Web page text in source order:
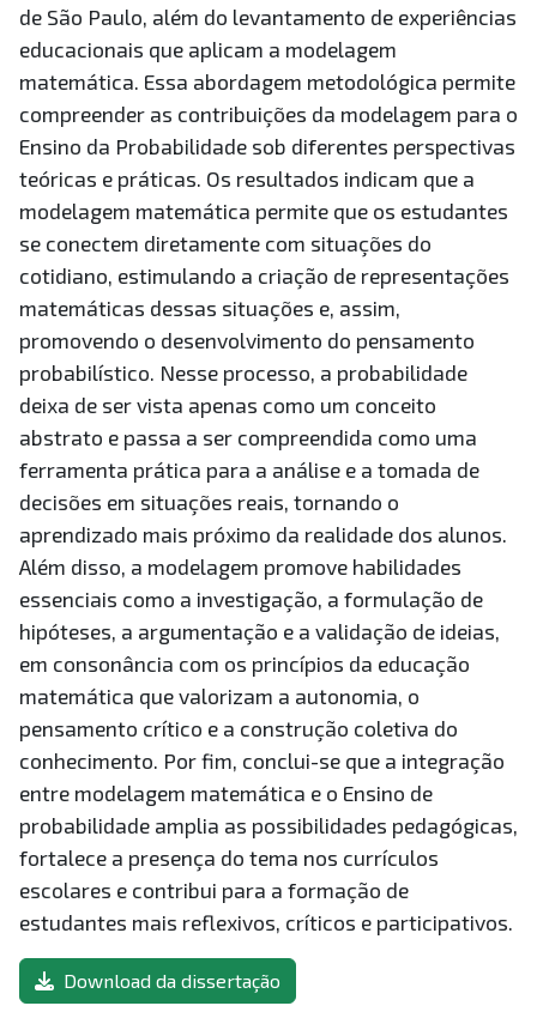
de São Paulo, além do levantamento de experiências
educacionais que aplicam a modelagem
matemática. Essa abordagem metodológica permite
compreender as contribuições da modelagem para o
Ensino da Probabilidade sob diferentes perspectivas
teóricas e práticas. Os resultados indicam que a
modelagem matemática permite que os estudantes
se conectem diretamente com situações do
cotidiano, estimulando a criação de representações
matemáticas dessas situações e, assim,
promovendo o desenvolvimento do pensamento
probabilístico. Nesse processo, a probabilidade
deixa de ser vista apenas como um conceito
abstrato e passa a ser compreendida como uma
ferramenta prática para a análise e a tomada de
decisões em situações reais, tornando o
aprendizado mais próximo da realidade dos alunos.
Além disso, a modelagem promove habilidades
essenciais como a investigação, a formulação de
hipóteses, a argumentação e a validação de ideias,
em consonância com os princípios da educação
matemática que valorizam a autonomia, o
pensamento crítico e a construção coletiva do
conhecimento. Por fim, conclui-se que a integração
entre modelagem matemática e o Ensino de
probabilidade amplia as possibilidades pedagógicas,
fortalece a presença do tema nos currículos
escolares e contribui para a formação de
estudantes mais reflexivos, críticos e participativos.
Download da dissertação